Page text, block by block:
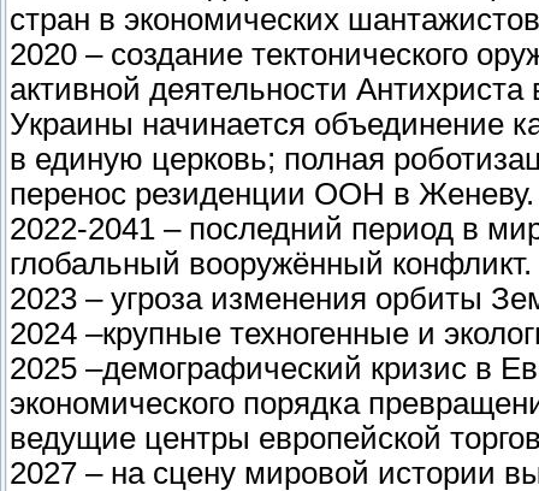
стран в экономических
2020 – создание тектонического
активной деятельности
Украины начинается объединение
в единую церковь; полная
перенос резиденции ООН в Женеву.
2022-2041 – последний период в
глобальный вооружённый конфликт.
2023 – угроза изменения орбиты
2024 –крупные техногенные и
2025 –демографический кризис в
экономического порядка
ведущие центры европейской
2027 – на сцену мировой истории